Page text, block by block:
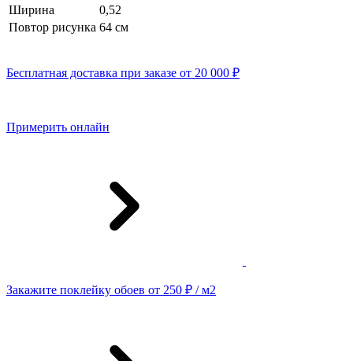
Ширина
0,52
Повтор рисунка 64 cм
Бесплатная доставка при заказе от 20 000 ₽
Примерить онлайн
Закажите поклейку обоев от 250 ₽ / м2